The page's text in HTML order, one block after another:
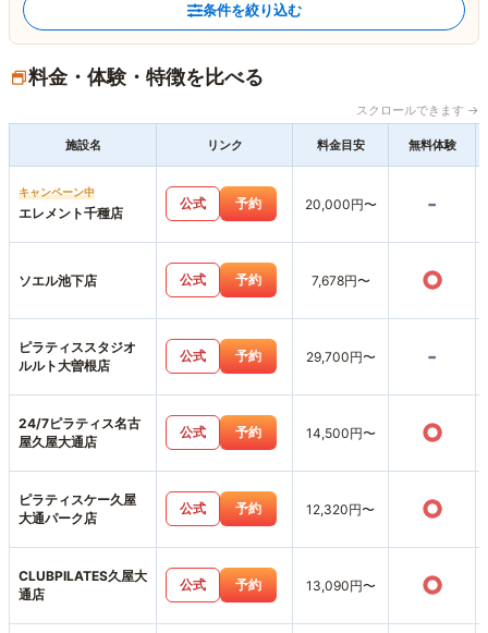
条件を絞り込む
料金・体験・特徴を比べる
スクロールできます →
施設名 リンク 料金目安 無料体験
キャンペーン中
エレメント千種店
公式 予約 20,000円〜 -
ソエル池下店 公式 予約 7,678円〜 ○
ピラティススタジオ
ルルト大曽根店
公式 予約 29,700円〜 -
24/7ピラティス名古
屋久屋大通店
公式 予約 14,500円〜 ○
ピラティスケー久屋
大通パーク店
公式 予約 12,320円〜 ○
CLUBPILATES久屋大
通店
公式 予約 13,090円〜 ○